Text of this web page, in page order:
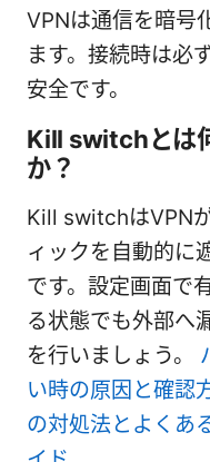
VPNは通信を暗号
ます。接続時は必
安全です。
Kill switchとは
か？
Kill switchはVPN
ィックを自動的に
です。設定画面で
る状態でも外部へ
を行いましょう。
い時の原因と確
の対処法とよくあ